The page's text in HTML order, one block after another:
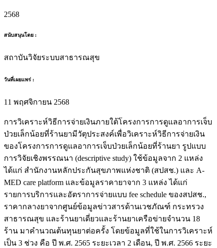
2568
สนับสนุนโดย :
สถาบันวิจัยระบบสาธารณสุข
วันที่เผยแพร่ :
11 พฤศจิกายน 2568
การวิเคราะห์วิธีการจ่ายเงินภายใต้โครงการการดูแลอาการเจ็บ
ป่วยเล็กน้อยที่ร้านยามีวัตุประสงค์เพื่อวิเคราะห์วิธีการจ่ายเงิน
ของโครงการการดูแลอาการเจ็บป่วยเล็กน้อยที่ร้านยา รูปแบบ
การวิจัยเชิงพรรณนา (descriptive study) ใช้ข้อมูลจาก 2 แหล่ง
ได้แก่ สำนักงานหลักประกันสุขภาพแห่งชาติ (สปสช.) และ A-
MED care platform และข้อมูลราคายาจาก 3 แหล่ง ได้แก่
รายการบริการและอัตราการจ่ายแบบ fee schedule ของสปสช.,
ราคากลางยาจากศูนย์ข้อมูลข่าวสารด้านเวชภัณฑ์ กระทรวง
สาธารณสุข และร้านยาเดี่ยวและร้านยาเครือข่ายจำนวน 18
ร้าน มาคำนวณต้นทุนยาต่อครั้ง โดยข้อมูลที่ใช้ในการวิเคราะห์
เป็น 3 ช่วง คือ ปี พ.ศ. 2565 ระยะเวลา 2 เดือน, ปี พ.ศ. 2566 ระยะ